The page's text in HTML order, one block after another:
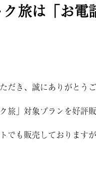
ク旅は「お
だき、誠にありがとうご
旅」対象プランを好評
でも販売しておりますが